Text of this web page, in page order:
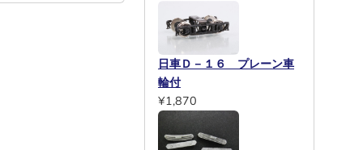
日車Ｄ－１６ プレーン車
輪付
¥1,870